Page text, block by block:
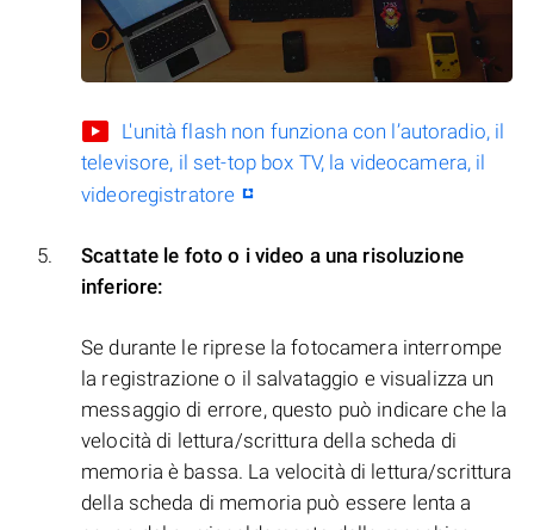
L'unità flash non funziona con l’autoradio, il
televisore, il set-top box TV, la videocamera, il
videoregistratore
Scattate le foto o i video a una risoluzione
inferiore:
Se durante le riprese la fotocamera interrompe
la registrazione o il salvataggio e visualizza un
messaggio di errore, questo può indicare che la
velocità di lettura/scrittura della scheda di
memoria è bassa. La velocità di lettura/scrittura
della scheda di memoria può essere lenta a